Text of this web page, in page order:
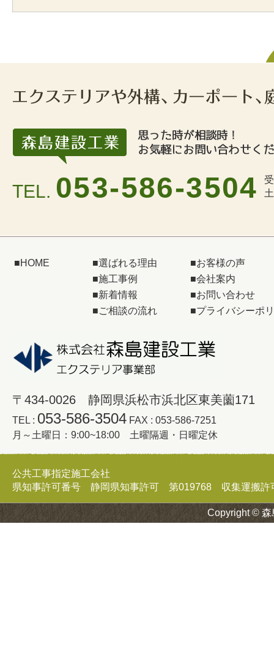
TEL. 053-586-3504
■HOME ■選ばれる理由
■施工事例
■新着情報
■ご相談の流れ
■お客様の声
■会社案内
■お問い合わせ
■プライバシーポ
〒434-0026 静岡県浜松市浜北区東美薗171
TEL : 053-586-3504 FAX : 053-586-7251
月～土曜日：9:00~18:00 土曜隔週・日曜定休
公共工事指定施工会社
県知事許可番号 静岡県知事許可 第019768 収集運搬
Copyright © 森